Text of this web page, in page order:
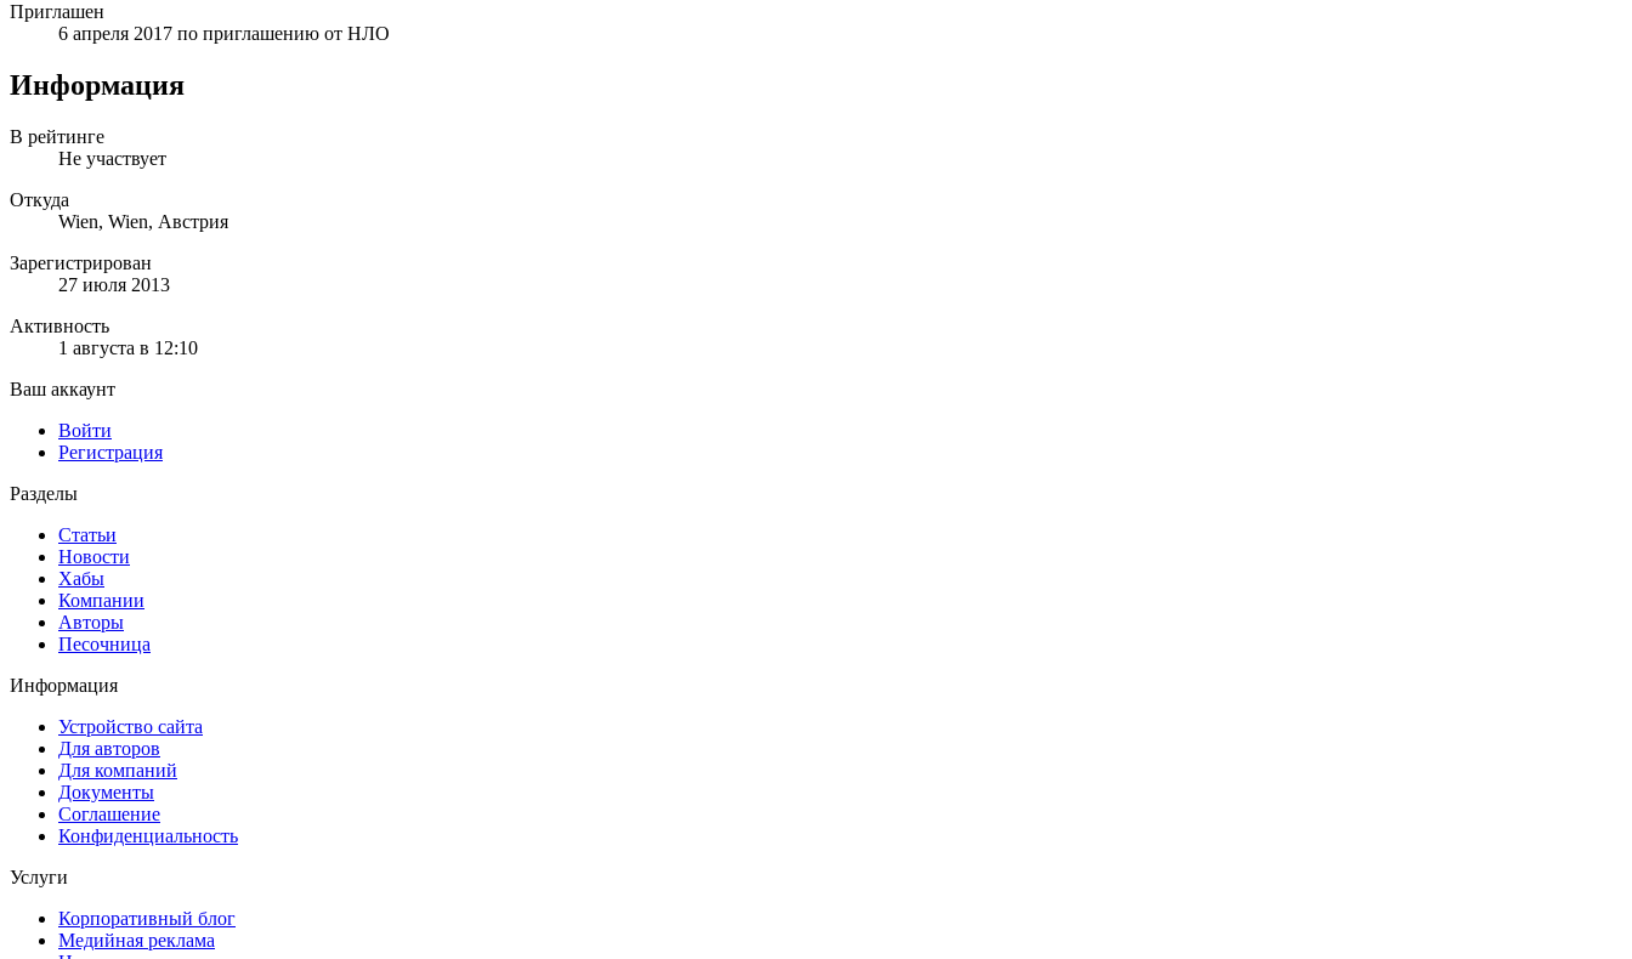
Приглашен
6 апреля 2017 по приглашению от НЛО
Информация
В рейтинге
Не участвует
Откуда
Wien, Wien, Австрия
Зарегистрирован
27 июля 2013
Активность
1 августа в 12:10
Ваш аккаунт
Войти
Регистрация
Разделы
Статьи
Новости
Хабы
Компании
Авторы
Песочница
Информация
Устройство сайта
Для авторов
Для компаний
Документы
Соглашение
Конфиденциальность
Услуги
Корпоративный блог
Медийная реклама